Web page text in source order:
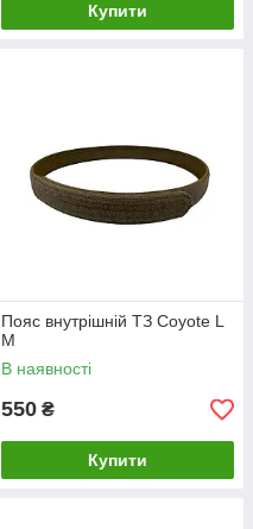
Купити
Пояс внутрішній ТЗ Coyote L
М
В наявності
550 ₴
Купити